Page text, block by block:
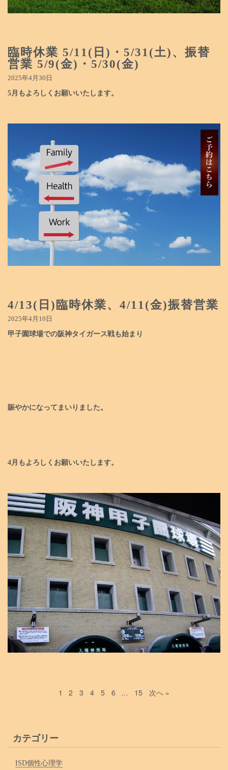
臨時休業 5/11(日)・5/31(土)、振替
営業 5/9(金)・5/30(金)
2025年4月30日
5月もよろしくお願いいたします。
4/13(日)臨時休業、4/11(金)振替営業
2025年4月10日
甲子園球場での阪神タイガース戦も始まり
賑やかになってまいりました。
4月もよろしくお願いいたします。
1 2 3 4 5 6 … 15 次へ »
カテゴリー
ISD個性心理学